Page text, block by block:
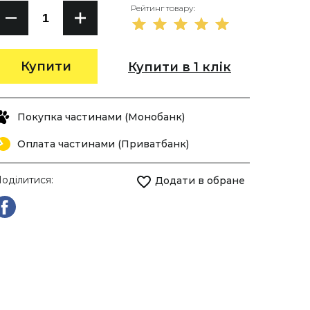
Купити
Рейтинг товару:
Купити в 1 клік
Покупка частинами (Монобанк)
Оплата частинами (Приватбанк)
Додати в обране